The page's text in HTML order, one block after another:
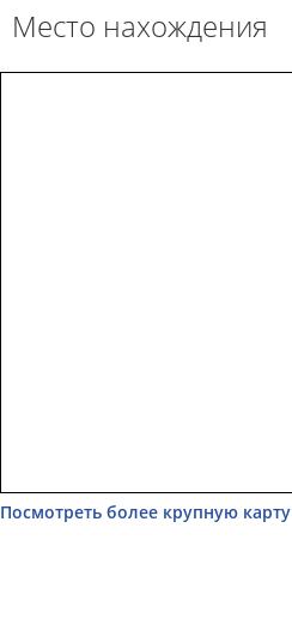
Место нахождения
Посмотреть более крупную карту